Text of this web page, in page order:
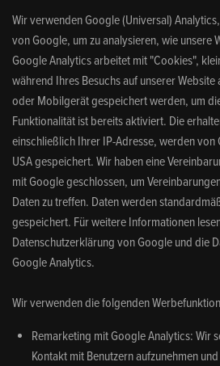
Wir verwenden Google (Universal)
von Google, um zu analysieren, wie unsere
Google Analytics arbeitet mit "Cookies",
während Ihres Besuchs auf unserer
oder Mobilgerät gespeichert werden, um
Funktionalität ist bereits aktiviert. Die
einschließlich Ihrer IP-Adresse, werden von
USA gespeichert. Wir haben eine
mit Google geschlossen, um
Daten zu treffen. Daten werden
gespeichert. Für weitere Informationen
Datenschutzerklärung von Google und die
Google Analytics.
Wir verwenden die folgenden
Remarketing mit Google Analytics: Wir
Kontakt mit Benutzern aufzunehmen